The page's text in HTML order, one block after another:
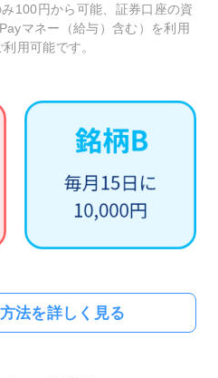
100円から可能、証券口座の資
マネー（給与）含む）を利用
用可能です。
法を詳しく見る